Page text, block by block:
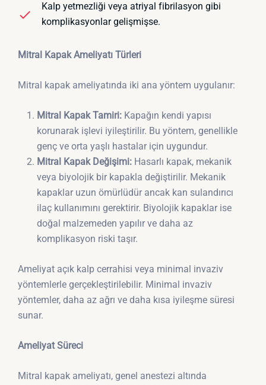
Kalp yetmezliği veya atriyal fibrilasyon gibi
komplikasyonlar gelişmişse.
Mitral Kapak Ameliyatı Türleri
Mitral kapak ameliyatında iki ana yöntem uygulanır:
Mitral Kapak Tamiri: Kapağın kendi yapısı
korunarak işlevi iyileştirilir. Bu yöntem, genellikle
genç ve orta yaşlı hastalar için uygundur.
Mitral Kapak Değişimi: Hasarlı kapak, mekanik
veya biyolojik bir kapakla değiştirilir. Mekanik
kapaklar uzun ömürlüdür ancak kan sulandırıcı
ilaç kullanımını gerektirir. Biyolojik kapaklar ise
doğal malzemeden yapılır ve daha az
komplikasyon riski taşır.
Ameliyat açık kalp cerrahisi veya minimal invaziv
yöntemlerle gerçekleştirilebilir. Minimal invaziv
yöntemler, daha az ağrı ve daha kısa iyileşme süresi
sunar.
Ameliyat Süreci
Mitral kapak ameliyatı, genel anestezi altında